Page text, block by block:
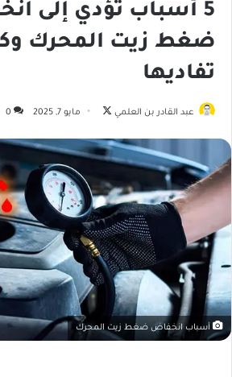
5 أسباب تؤدي إلى
ضغط زيت المحرك
تفاديها
عبد القادر بن العلمي
تابع
X
مايو 7, 2025 0
أسباب انخفاض ضغط زيت المحرك